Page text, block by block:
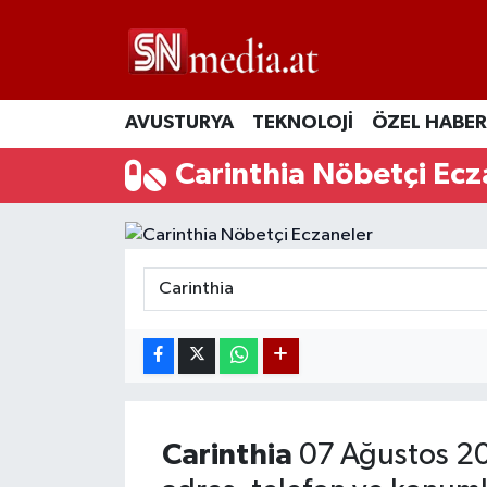
AVUSTURYA TEKNOLOJİ ÖZEL HABER
Carinthia Nöbetçi
Carinthia 07 Ağustos